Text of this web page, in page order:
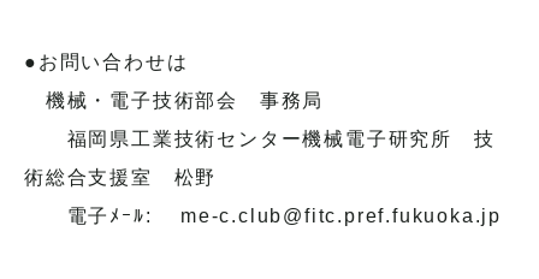
●お問い合わせは
機械・電子技術部会 事務局
福岡県工業技術センター機械電子研究所 技
術総合支援室 松野
電子ﾒｰﾙ: me-c.club@fitc.pref.fukuoka.jp